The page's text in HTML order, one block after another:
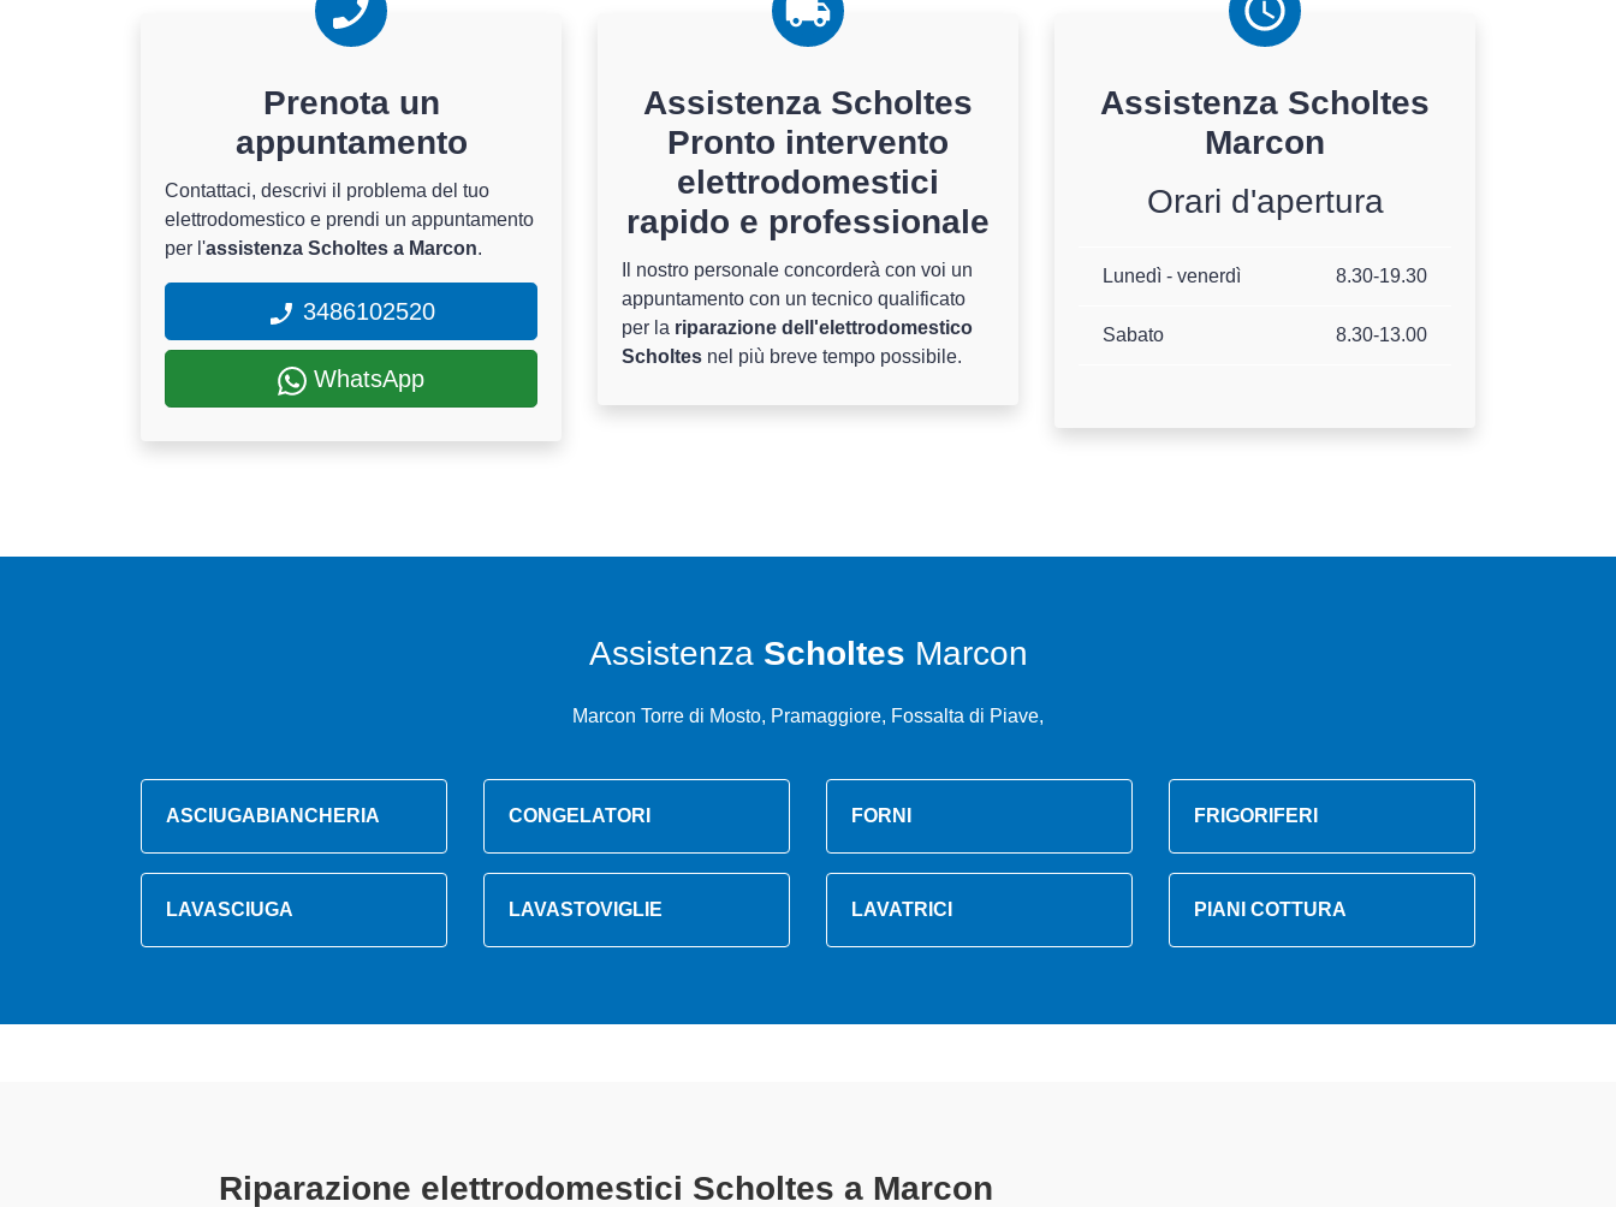
Prenota un
appuntamento
Contattaci, descrivi il problema del tuo
elettrodomestico e prendi un appuntamento
per l'assistenza Scholtes a Marcon.
3486102520
WhatsApp
Assistenza Scholtes
Pronto intervento
elettrodomestici
rapido e professionale
Il nostro personale concorderà con voi un
appuntamento con un tecnico qualificato
per la riparazione dell'elettrodomestico
Scholtes nel più breve tempo possibile.
Assistenza Scholtes
Marcon
Orari d'apertura
Lunedì - venerdì 8.30-19.30
Sabato 8.30-13.00
Assistenza Scholtes Marcon
Marcon Torre di Mosto, Pramaggiore, Fossalta di Piave,
ASCIUGABIANCHERIA CONGELATORI FORNI FRIGORIFERI
LAVASCIUGA LAVASTOVIGLIE LAVATRICI PIANI COTTURA
Tecnici Elettrodomestici Scholtes A Marconspecializzati altamente preparati